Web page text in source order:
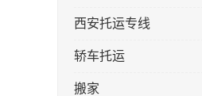
西安托运专线
轿车托运
搬家